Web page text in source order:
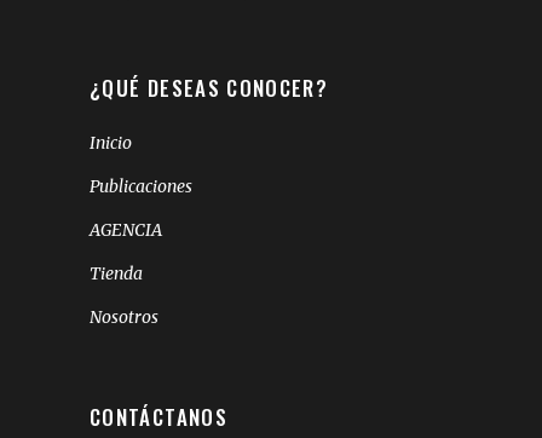
¿QUÉ DESEAS CONOCER?
Inicio
Publicaciones
AGENCIA
Tienda
Nosotros
CONTÁCTANOS